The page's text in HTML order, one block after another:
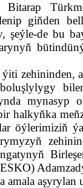
Bitarap
giňden
şeýle-de bu
zehininden,
halkyňka
öýlerimiziň
amala